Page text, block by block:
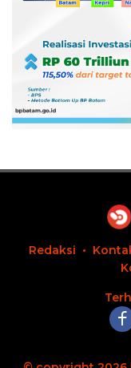
Redaksi